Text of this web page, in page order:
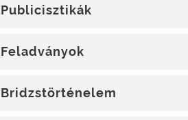
Publicisztikák
Feladványok
Bridzstörténelem